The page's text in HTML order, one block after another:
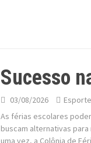
Sucesso
03/08/2026
As férias escolares
buscam alternativas
uma vez, a Colônia de